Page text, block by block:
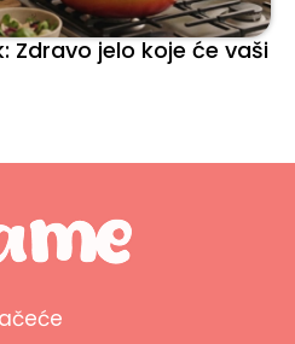
Zdravo jelo koje će vaši